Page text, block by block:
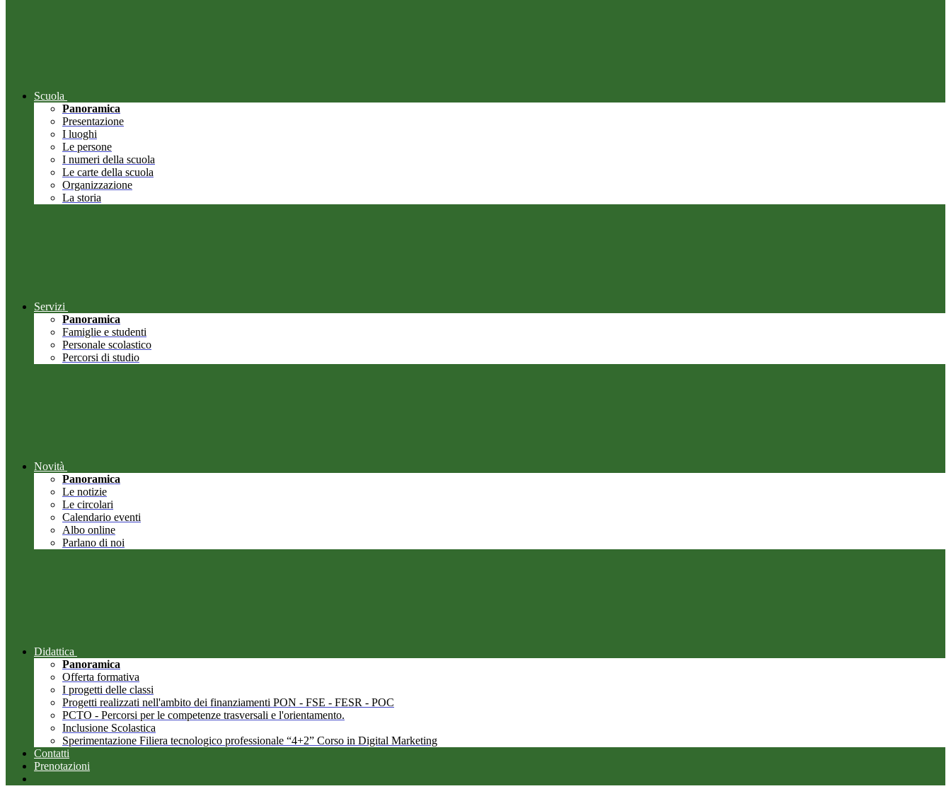
Scuola
Panoramica
Presentazione
I luoghi
Le persone
I numeri della scuola
Le carte della scuola
Organizzazione
La storia
Servizi
Panoramica
Famiglie e studenti
Personale scolastico
Percorsi di studio
Novità
Panoramica
Le notizie
Le circolari
Calendario eventi
Albo online
Parlano di noi
Didattica
Panoramica
Offerta formativa
I progetti delle classi
Progetti realizzati nell'ambito dei finanziamenti PON - FSE - FESR - POC
PCTO - Percorsi per le competenze trasversali e l'orientamento.
Inclusione Scolastica
Sperimentazione Filiera tecnologico professionale “4+2” Corso in Digital Marketing
Contatti
Prenotazioni